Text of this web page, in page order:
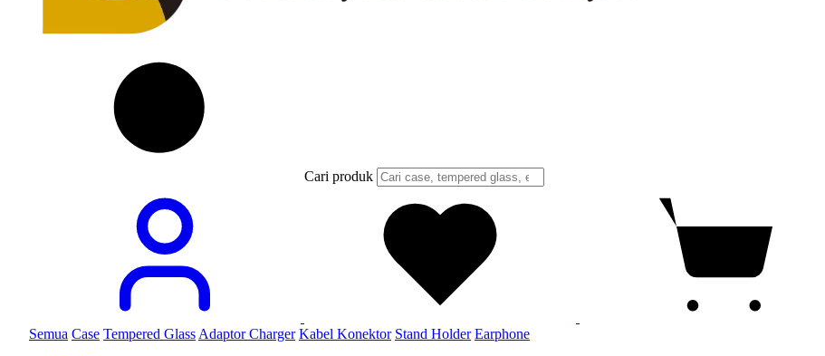
Cari produk
Semua Case Tempered Glass Adaptor Charger Kabel Konektor Stand Holder Earphone